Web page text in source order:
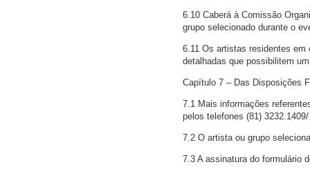
6.10 Caberá à Comissão
grupo selecionado durante o
6.11 Os artistas residentes em
detalhadas que possibilitem
Capítulo 7 – Das Disposições
7.1 Mais informações
pelos telefones (81)
7.2 O artista ou grupo
7.3 A assinatura do formulário